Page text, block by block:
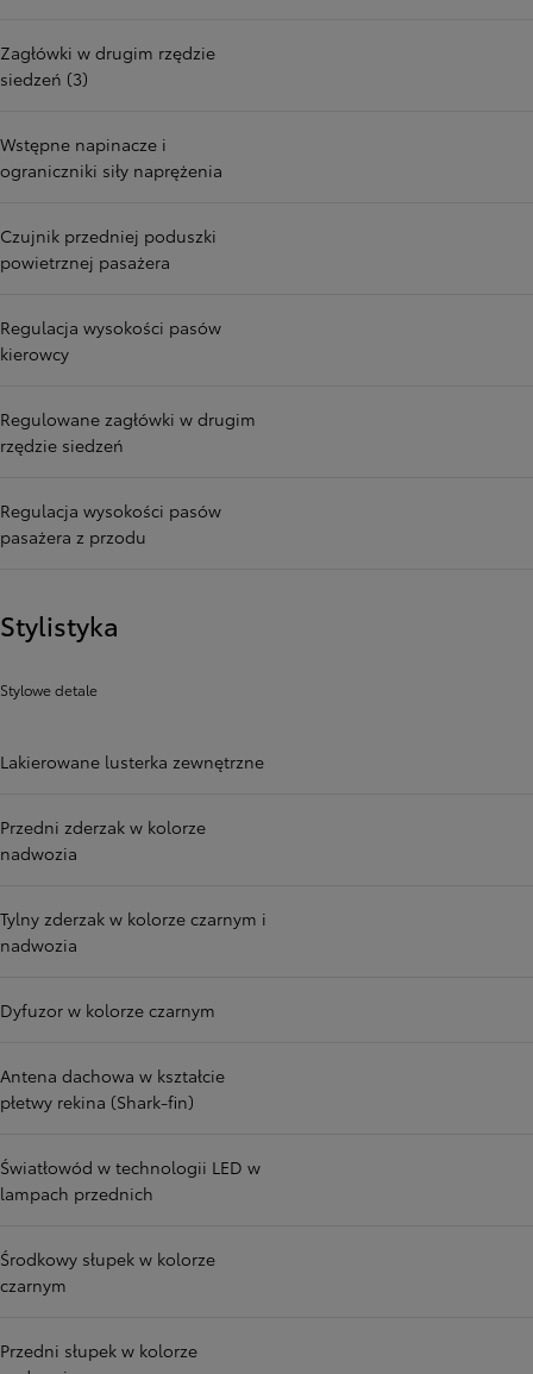
Zagłówki w drugim rzędzie
siedzeń (3)
Wstępne napinacze i
ograniczniki siły naprężenia
Czujnik przedniej poduszki
powietrznej pasażera
Regulacja wysokości pasów
kierowcy
Regulowane zagłówki w drugim
rzędzie siedzeń
Regulacja wysokości pasów
pasażera z przodu
Stylistyka
Stylowe detale
Lakierowane lusterka zewnętrzne
Przedni zderzak w kolorze
nadwozia
Tylny zderzak w kolorze czarnym i
nadwozia
Dyfuzor w kolorze czarnym
Antena dachowa w kształcie
płetwy rekina (Shark-fin)
Światłowód w technologii LED w
lampach przednich
Środkowy słupek w kolorze
czarnym
Przedni słupek w kolorze